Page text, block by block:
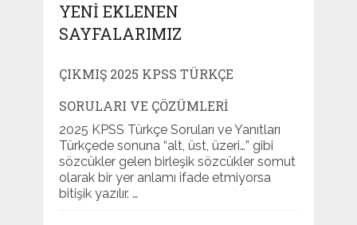
YENI EKLENEN
SAYFALARIMIZ
ÇIKMIŞ 2025 KPSS TÜRKÇE
SORULARI VE ÇÖZÜMLERI
2025 KPSS Türkçe Soruları ve Yanıtları
Türkçede sonuna “alt, üst, üzeri…” gibi
sözcükler gelen birleşik sözcükler somut
olarak bir yer anlamı ifade etmiyorsa
bitişik yazılır. …